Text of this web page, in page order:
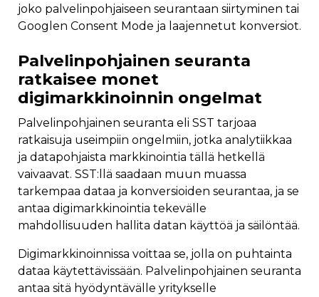
joko palvelinpohjaiseen seurantaan siirtyminen tai
Googlen Consent Mode ja laajennetut konversiot.
Palvelinpohjainen seuranta
ratkaisee monet
digimarkkinoinnin ongelmat
Palvelinpohjainen seuranta eli SST tarjoaa
ratkaisuja useimpiin ongelmiin, jotka analytiikkaa
ja datapohjaista markkinointia tällä hetkellä
vaivaavat. SST:llä saadaan muun muassa
tarkempaa dataa ja konversioiden seurantaa, ja se
antaa digimarkkinointia tekevälle
mahdollisuuden hallita datan käyttöä ja säilöntää.
Digimarkkinoinnissa voittaa se, jolla on puhtainta
dataa käytettävissään. Palvelinpohjainen seuranta
antaa sitä hyödyntävälle yritykselle